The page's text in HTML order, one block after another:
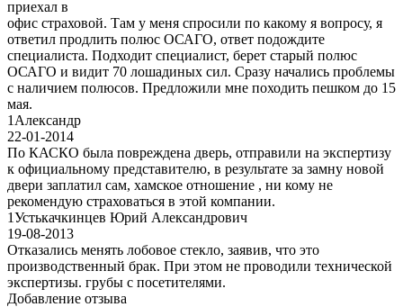
приехал в
офис страховой. Там у меня спросили по какому я вопросу, я
ответил продлить полюс ОСАГО, ответ подождите
специалиста. Подходит специалист, берет старый полюс
ОСАГО и видит 70 лошадиных сил. Сразу начались проблемы
с наличием полюсов. Предложили мне походить пешком до 15
мая.
1 Александр
22-01-2014
По КАСКО была повреждена дверь, отправили на экспертизу
к официальному представителю, в результате за замну новой
двери заплатил сам, хамское отношение , ни кому не
рекомендую страховаться в этой компании.
1Устькачкинцев Юрий Александрович
19-08-2013
Отказались менять лобовое стекло, заявив, что это
производственный брак. При этом не проводили технической
экспертизы. грубы с посетителями.
Добавление отзыва